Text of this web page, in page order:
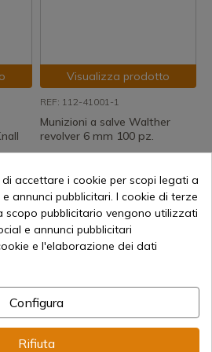
Visualizza prodotto
REF: 112-41001-1
Munizioni a salve Walther
revolver 6 mm 100 pz.
16,00 €
accettare i cookie per scopi legati a
annunci pubblicitari. I cookie di terze
scopo pubblicitario vengono utilizzati
e annunci pubblicitari
e l'elaborazione dei dati
Configura
Rifiuta